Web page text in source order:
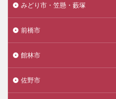
みどり市・笠懸・藪塚
前橋市
館林市
佐野市